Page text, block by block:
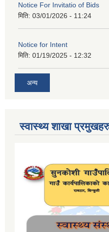
Notice For Invitatio of Bids
मिति: 03/01/2026 - 11:24
Notice for Intent
मिति: 01/19/2025 - 12:32
अन्य
स्वास्थ्य शाखा